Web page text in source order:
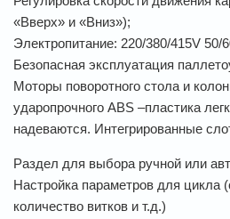
«Вверх» и «Вниз»);
Электропитание: 220/380/415V 50/
Безопасная эксплуатация
Моторы поворотного стола и
ударопрочного ABS –пластика
надеваются. Интегрированные
Раздел для выбора ручной или
Настройка параметров для цикла
количество витков и т.д.)